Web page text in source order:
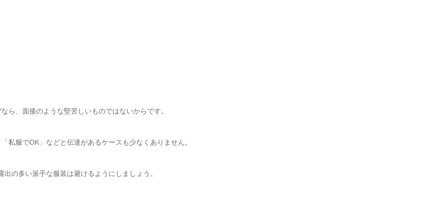
ら、面接のような堅苦しいものではないからです。
私服でOK」などと伝達があるケースも少なくありません。
の多い派手な服装は避けるようにしましょう。